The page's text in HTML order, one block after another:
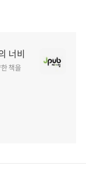
너비
책을